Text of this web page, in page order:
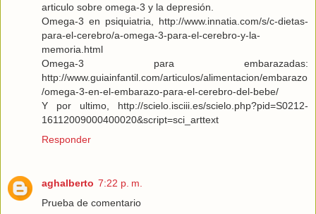
articulo sobre omega-3 y la depresión.
Omega-3 en psiquiatria, http://www.innatia.com/s/c-dietas-
para-el-cerebro/a-omega-3-para-el-cerebro-y-la-
memoria.html
Omega-3 para embarazadas:
http://www.guiainfantil.com/articulos/alimentacion/embarazo
/omega-3-en-el-embarazo-para-el-cerebro-del-bebe/
Y por ultimo, http://scielo.isciii.es/scielo.php?pid=S0212-
16112009000400020&script=sci_arttext
Responder
aghalberto 7:22 p. m.
Prueba de comentario